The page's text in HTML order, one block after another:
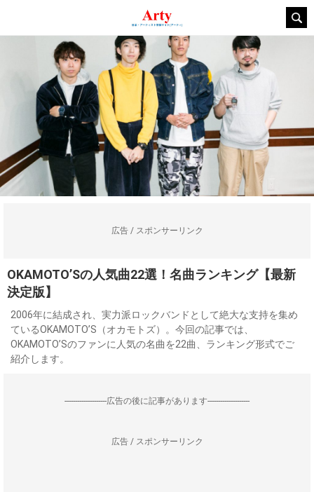
広告 / スポンサーリンク
OKAMOTO’Sの人気曲22選！名曲ランキング【最新
決定版】
2006年に結成され、実力派ロックバンドとして絶大な支持を集め
ているOKAMOTO’S（オカモトズ）。今回の記事では、
OKAMOTO’Sのファンに人気の名曲を22曲、ランキング形式でご
紹介します。
--------------------広告の後に記事があります--------------------
広告 / スポンサーリンク